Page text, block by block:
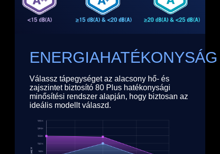
ENERGIAHATÉKONYSÁG​
Válassz tápegységet az alacsony hő- és
zajszintet biztosító 80 Plus hatékonysági
minősítési rendszer alapján, hogy biztosan az
ideális modellt válaszd.